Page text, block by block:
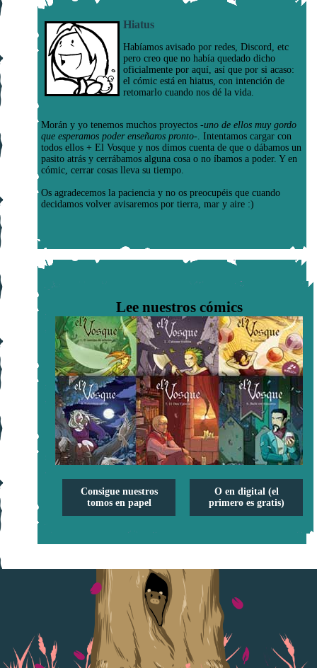
Hiatus
Habíamos avisado por redes, Discord, etc
pero creo que no había quedado dicho
oficialmente por aquí, así que por si acaso:
el cómic está en hiatus, con intención de
retomarlo cuando nos dé la vida.
Morán y yo tenemos muchos proyectos -uno de ellos muy gordo
que esperamos poder enseñaros pronto- . Intentamos cargar con
todos ellos + El Vosque y nos dimos cuenta de que o dábamos un
pasito atrás y cerrábamos alguna cosa o no íbamos a poder. Y en
cómic, cerrar cosas lleva su tiempo.
Os agradecemos la paciencia y no os preocupéis que cuando
decidamos volver avisaremos por tierra, mar y aire :)
Lee nuestros cómics
Consigue nuestros
tomos en papel
O en digital (el
primero es gratis)